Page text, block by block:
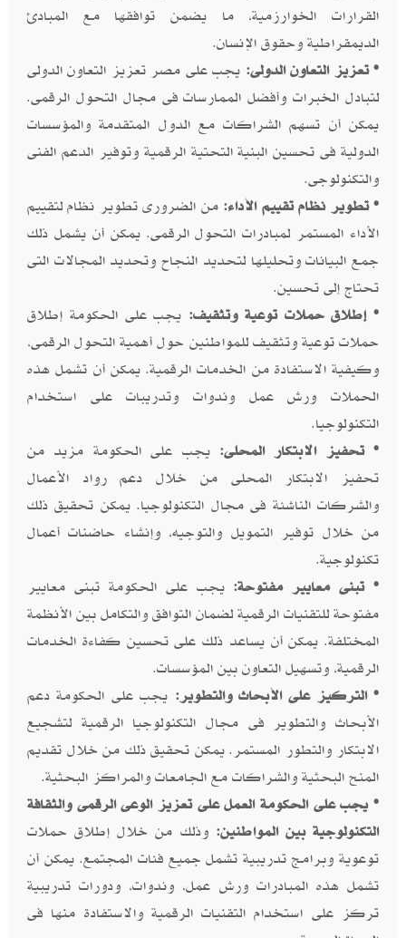
القرارات الخوارزمية، ما يضمن توافقها مع المبادئ
الديمقراطية وحقوق الإنسان.
• تعزيز التعاون الدولى: يجب على مصر تعزيز التعاون الدولى
لتبادل الخبرات وأفضل الممارسات فى مجال التحول الرقمى.
يمكن أن تسهم الشراكات مع الدول المتقدمة والمؤسسات
الدولية فى تحسين البنية التحتية الرقمية وتوفير الدعم الفنى
والتكنولوجى.
• تطوير نظام تقييم الأداء: من الضرورى تطوير نظام لتقييم
الأداء المستمر لمبادرات التحول الرقمى. يمكن أن يشمل ذلك
جمع البيانات وتحليلها لتحديد النجاح وتحديد المجالات التى
تحتاج إلى تحسين.
• إطلاق حملات توعية وتثقيف: يجب على الحكومة إطلاق
حملات توعية وتثقيف للمواطنين حول أهمية التحول الرقمى،
وكيفية الاستفادة من الخدمات الرقمية. يمكن أن تشمل هذه
الحملات ورش عمل وندوات وتدريبات على استخدام
التكنولوجيا.
• تحفيز الابتكار المحلى: يجب على الحكومة مزيد من
تحفيز الابتكار المحلى من خلال دعم رواد الأعمال
والشركات الناشئة فى مجال التكنولوجيا. يمكن تحقيق ذلك
من خلال توفير التمويل والتوجيه، وإنشاء حاضنات أعمال
تكنولوجية.
• تبنى معايير مفتوحة: يجب على الحكومة تبنى معايير
مفتوحة للتقنيات الرقمية لضمان التوافق والتكامل بين الأنظمة
المختلفة. يمكن أن يساعد ذلك على تحسين كفاءة الخدمات
الرقمية، وتسهيل التعاون بين المؤسسات.
• التركيز على الأبحاث والتطوير: يجب على الحكومة دعم
الأبحاث والتطوير فى مجال التكنولوجيا الرقمية لتشجيع
الابتكار والتطور المستمر. يمكن تحقيق ذلك من خلال تقديم
المنح البحثية والشراكات مع الجامعات والمراكز البحثية.
• يجب على الحكومة العمل على تعزيز الوعى الرقمى والثقافة
التكنولوجية بين المواطنين:وذلك من خلال إطلاق حملات
توعوية وبرامج تدريبية تشمل جميع فئات المجتمع. يمكن أن
تشمل هذه المبادرات ورش عمل، وندوات، ودورات تدريبية
تركز على استخدام التقنيات الرقمية والاستفادة منها فى